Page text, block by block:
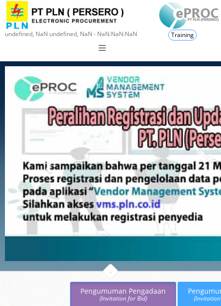
undefined, NaN undefined, NaN - NaN:NaN:NaN Training
Pengumuman Pengadaan
(Invitation for Bid)